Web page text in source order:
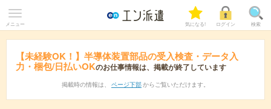
メニュー 気になる! ログイン 検索
【未経験OK！】半導体装置部品の受入検査・データ入
力・梱包/日払いOKのお仕事情報は、掲載が終了しています
掲載時の情報は、 ページ下部 からご覧いただけます。